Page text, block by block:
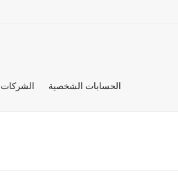
الحسابات الشخصية الشركات